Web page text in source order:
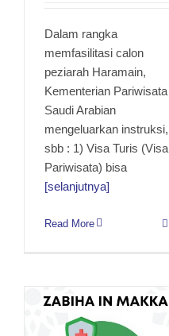
Dalam rangka
memfasilitasi calon
peziarah Haramain,
Kementerian Pariwisata
Saudi Arabian
mengeluarkan instruksi,
sbb : 1) Visa Turis (Visa
Pariwisata) bisa
[selanjutnya]
Read More